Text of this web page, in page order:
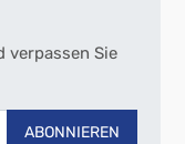
verpassen Sie
ABONNIEREN